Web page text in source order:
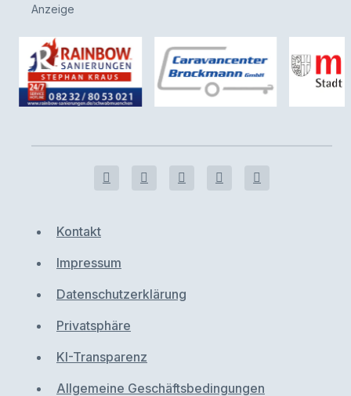
Anzeige
Kontakt
Impressum
Datenschutzerklärung
Privatsphäre
KI-Transparenz
Allgemeine Geschäftsbedingungen